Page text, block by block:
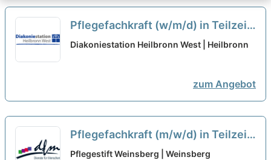
Pflegefachkraft (w/m/d) in Teilzeit
(75%) - Hier bist Du richtig! neu
Diakoniestation Heilbronn West | Heilbronn
zum Angebot
Pflegefachkraft (m/w/d) in Teilzeit
- Bei uns startet Deine Karriere!
Pflegestift Weinsberg | Weinsberg